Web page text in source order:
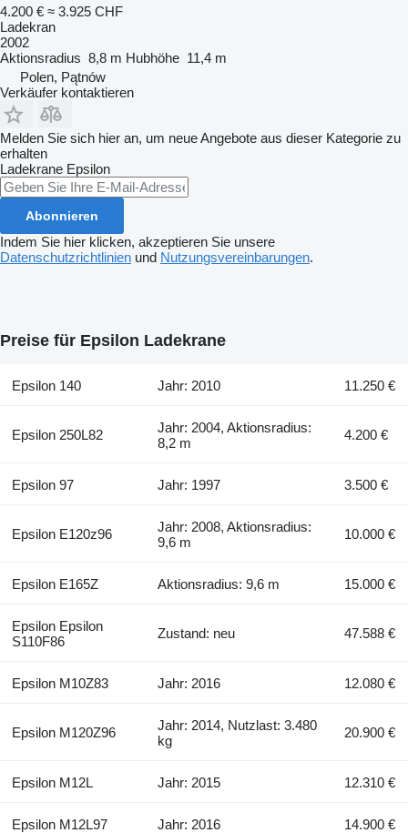
4.200 € ≈ 3.925 CHF
Ladekran
2002
Aktionsradius 8,8 m Hubhöhe 11,4 m
Polen, Pątnów
Verkäufer kontaktieren
Melden Sie sich hier an, um neue Angebote aus dieser Kategorie zu
erhalten
Ladekrane Epsilon
Abonnieren
Indem Sie hier klicken, akzeptieren Sie unsere
Datenschutzrichtlinien und Nutzungsvereinbarungen.
Preise für Epsilon Ladekrane
Epsilon 140 Jahr: 2010 11.250 €
Epsilon 250L82
Jahr: 2004, Aktionsradius:
8,2 m
4.200 €
Epsilon 97 Jahr: 1997 3.500 €
Epsilon E120z96
Jahr: 2008, Aktionsradius:
9,6 m
10.000 €
Epsilon E165Z Aktionsradius: 9,6 m 15.000 €
Epsilon Epsilon
S110F86
Zustand: neu 47.588 €
Epsilon M10Z83 Jahr: 2016 12.080 €
Epsilon M120Z96
Jahr: 2014, Nutzlast: 3.480
kg
20.900 €
Epsilon M12L Jahr: 2015 12.310 €
Epsilon M12L97 Jahr: 2016
14.900 €